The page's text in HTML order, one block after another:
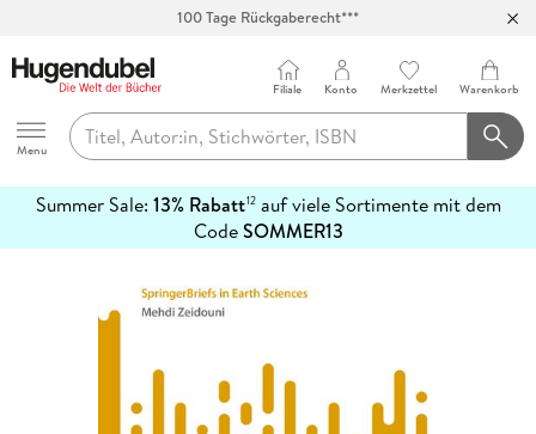
100 Tage Rückgaberecht***
Hugendubel
Menu
Filiale Konto Merkzettel Warenkorb
Summer Sale: 13% Rabatt12auf viele Sortimente mit dem
CodeSOMMER13
erfahren